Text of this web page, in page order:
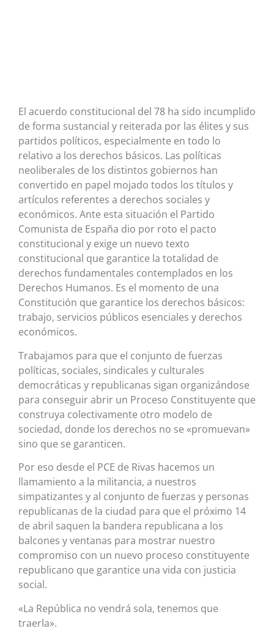
El acuerdo constitucional del 78 ha sido incumplido
de forma sustancial y reiterada por las élites y sus
partidos políticos, especialmente en todo lo
relativo a los derechos básicos. Las políticas
neoliberales de los distintos gobiernos han
convertido en papel mojado todos los títulos y
artículos referentes a derechos sociales y
económicos. Ante esta situación el Partido
Comunista de España dio por roto el pacto
constitucional y exige un nuevo texto
constitucional que garantice la totalidad de
derechos fundamentales contemplados en los
Derechos Humanos. Es el momento de una
Constitución que garantice los derechos básicos:
trabajo, servicios públicos esenciales y derechos
económicos.
Trabajamos para que el conjunto de fuerzas
políticas, sociales, sindicales y culturales
democráticas y republicanas sigan organizándose
para conseguir abrir un Proceso Constituyente que
construya colectivamente otro modelo de
sociedad, donde los derechos no se «promuevan»
sino que se garanticen.
Por eso desde el PCE de Rivas hacemos un
llamamiento a la militancia, a nuestros
simpatizantes y al conjunto de fuerzas y personas
republicanas de la ciudad para que el próximo 14
de abril saquen la bandera republicana a los
balcones y ventanas para mostrar nuestro
compromiso con un nuevo proceso constituyente
republicano que garantice una vida con justicia
social.
«La República no vendrá sola, tenemos que
traerla».